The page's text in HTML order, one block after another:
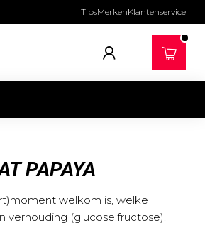
TipsMerkenKlantenservice
PAPAYA
welkom is, welke
verhouding (glucose:fructose).